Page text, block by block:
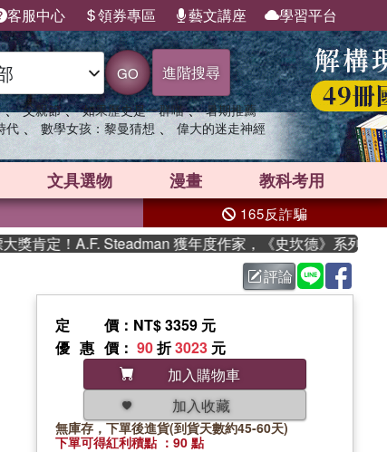
客服中心 領券專區 藝文講座 學習平台
GO 進階搜尋
、 父親節 、 如果歷史是一群喵 、 暑期推薦
代 、 數學女孩：黎曼猜想 、 偉大的迷走神經
文具選物 漫畫 教科考用
165反詐騙
肯定！A.F. Steadman 獲年度作家，《史坎德》系列帶你踏
評論
定價 ：NT$ 3359 元
優惠價 ： 90折3023 元
加入購物車
加入收藏
無庫存，下單後進貨(到貨天數約45-60天)
下單可得紅利積點 ：90 點